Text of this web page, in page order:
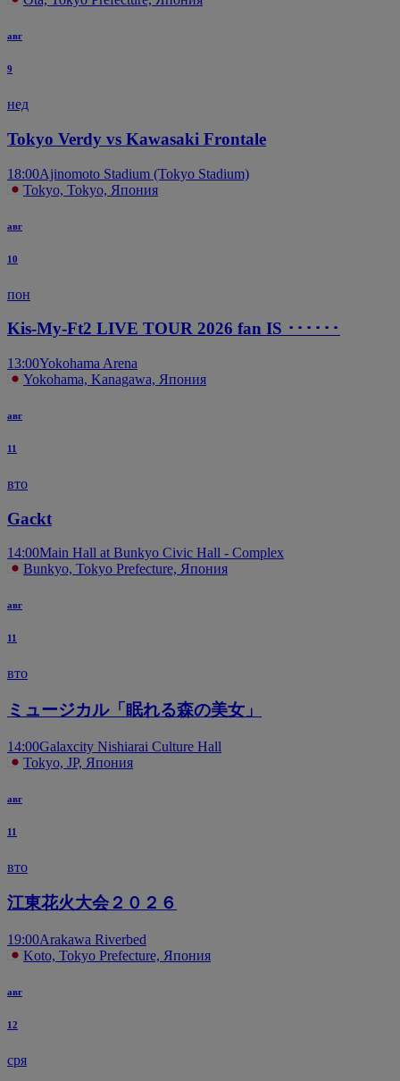
авг
9
нед
Tokyo Verdy vs Kawasaki Frontale
18:00Ajinomoto Stadium (Tokyo Stadium)
Tokyo, Tokyo, Япония
авг
10
пон
Kis-My-Ft2 LIVE TOUR 2026 fan IS ･･････
13:00Yokohama Arena
Yokohama, Kanagawa, Япония
авг
11
вто
Gackt
14:00Main Hall at Bunkyo Civic Hall - Complex
Bunkyo, Tokyo Prefecture, Япония
авг
11
вто
ミュージカル「眠れる森の美女」
14:00Galaxcity Nishiarai Culture Hall
Tokyo, JP, Япония
авг
11
вто
江東花火大会２０２６
19:00Arakawa Riverbed
Koto, Tokyo Prefecture, Япония
авг
12
сря